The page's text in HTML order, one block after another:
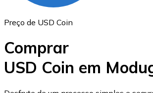
USD Coin
Preço de USD Coin
Comprar
USD Coin em